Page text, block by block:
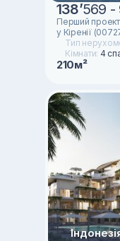
138’569 -
Перший проект
у Кіренії
Тип
Кімнати: 4
210м²